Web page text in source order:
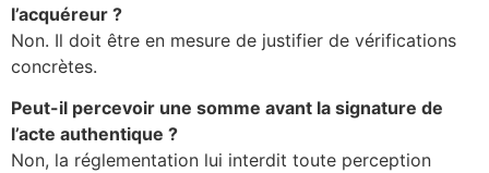
l’acquéreur ?
Non. Il doit être en mesure de justifier de vérifications
concrètes.
Peut-il percevoir une somme avant la signature de
l’acte authentique ?
Non, la réglementation lui interdit toute perception